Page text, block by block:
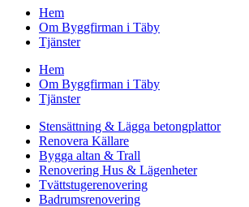
Hem
Om Byggfirman i Täby
Tjänster
Hem
Om Byggfirman i Täby
Tjänster
Stensättning & Lägga betongplattor
Renovera Källare
Bygga altan & Trall
Renovering Hus & Lägenheter
Tvättstugerenovering
Badrumsrenovering